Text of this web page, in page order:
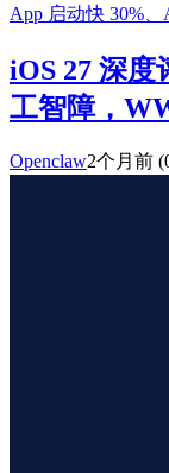
App 启动快 30%
iOS 27 深
工智障，
Openclaw2个月前